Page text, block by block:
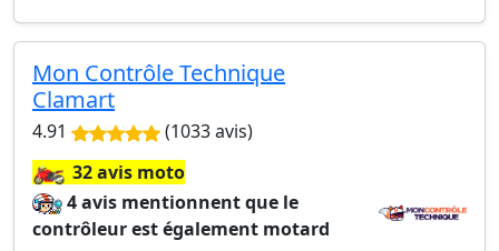
Mon Contrôle Technique
Clamart
4.91 (1033 avis)
🏍️32 avis moto
4 avis mentionnent que le
contrôleur est également motard